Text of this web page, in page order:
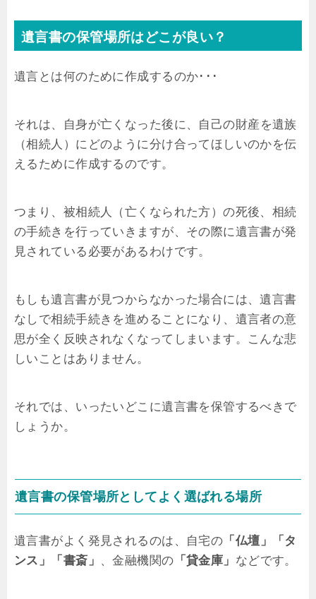
遺言書の保管場所はどこが良い？
遺言とは何のために作成するのか･･･
それは、自身が亡くなった後に、 自己の財産を遺族
（相続人）にどのように分け合ってほしいのかを伝
えるために作成するのです。
つまり、被相続人（亡くなられた方）の死後、相続
の手続きを行っていきますが、その際に遺言書が発
見されている必要があるわけです。
もしも遺言書が見つからなかった場合には、遺言書
なしで相続手続きを進めることになり、遺言者の意
思が全く反映されなくなってしまいます。こんな悲
しいことはありません。
それでは、いったいどこに遺言書を保管するべきで
しょうか。
遺言書の保管場所としてよく選ばれる場所
遺言書がよく発見されるのは、自宅の 「仏壇」「タ
ンス」「書斎」 、金融機関の 「貸金庫」 などです。